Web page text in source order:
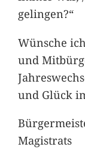
gelingen?“
Wünsche
und
und Glück
Magistrats